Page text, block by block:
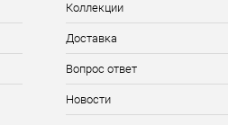
Коллекции
Доставка
Вопрос ответ
Новости